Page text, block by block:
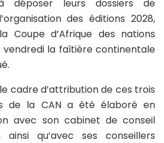
leurs dossiers de
des éditions 2028,
Coupe d’Afrique des nations
vendredi la faîtière continentale
cadre d’attribution de ces trois
de la CAN a été élaboré en
avec son cabinet de conseil
ainsi qu’avec ses conseillers